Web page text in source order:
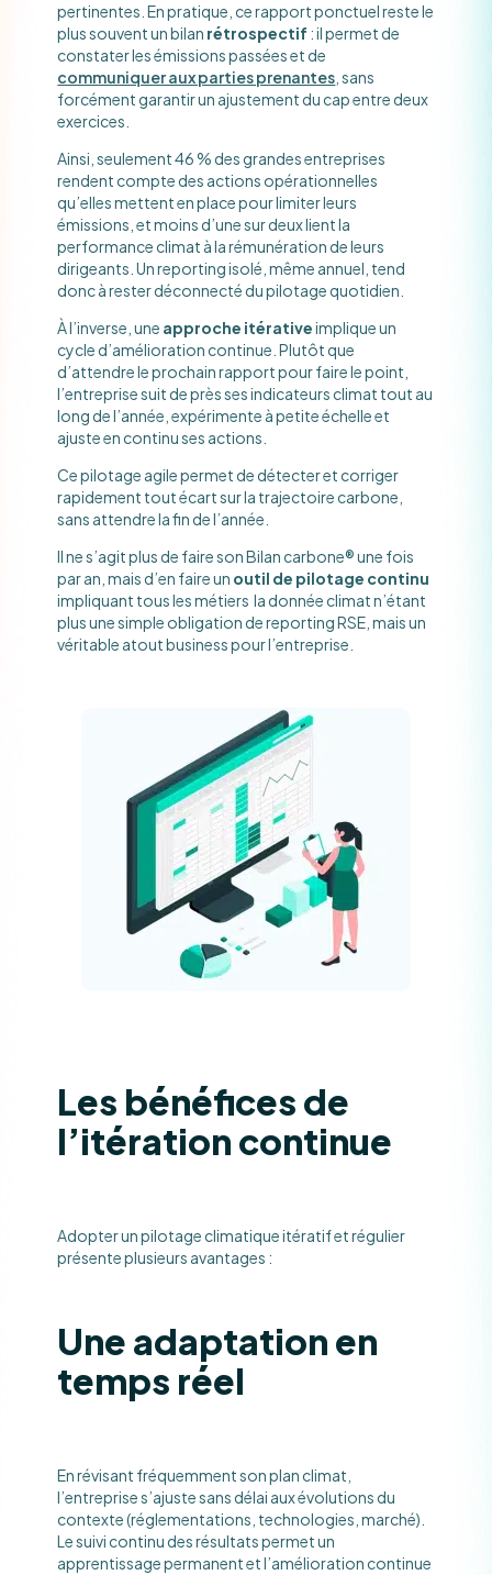
pertinentes. En pratique, ce rapport ponctuel reste le
plus souvent un bilan rétrospectif : il permet de
constater les émissions passées et de
communiquer aux parties prenantes , sans
forcément garantir un ajustement du cap entre deux
exercices.
Ainsi, seulement 46 % des grandes entreprises
rendent compte des actions opérationnelles
qu’elles mettent en place pour limiter leurs
émissions, et moins d’une sur deux lient la
performance climat à la rémunération de leurs
dirigeants. Un reporting isolé, même annuel, tend
donc à rester déconnecté du pilotage quotidien.
À l’inverse, une approche itérativeimplique un
cycle d’amélioration continue. Plutôt que
d’attendre le prochain rapport pour faire le point,
l’entreprise suit de près ses indicateurs climat tout au
long de l’année, expérimente à petite échelle et
ajuste en continu ses actions.
Ce pilotage agile permet de détecter et corriger
rapidement tout écart sur la trajectoire carbone,
sans attendre la fin de l’année.
Il ne s’agit plus de faire son Bilan carbone® une fois
par an, mais d’en faire un outil de pilotage continu
impliquant tous les métiers la donnée climat n’étant
plus une simple obligation de reporting RSE, mais un
véritable atout business pour l’entreprise.
Les bénéfices de
l’itération continue
Adopter un pilotage climatique itératif et régulier
présente plusieurs avantages :
Une adaptation en
temps réel
En révisant fréquemment son plan climat,
l’entreprise s’ajuste sans délai aux évolutions du
contexte (réglementations, technologies, marché).
Le suivi continu des résultats permet un
apprentissage permanent et l’amélioration continue